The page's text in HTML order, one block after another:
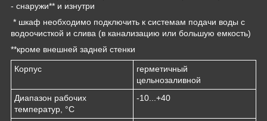
- снаружи** и изнутри
* шкаф необходимо подключить к системам подачи воды с
водоочисткой и слива (в канализацию или большую емкость)
**кроме внешней задней стенки
Корпус
герметичный
цельнозаливной
Диапазон рабочих
температур, °C
-10...+40